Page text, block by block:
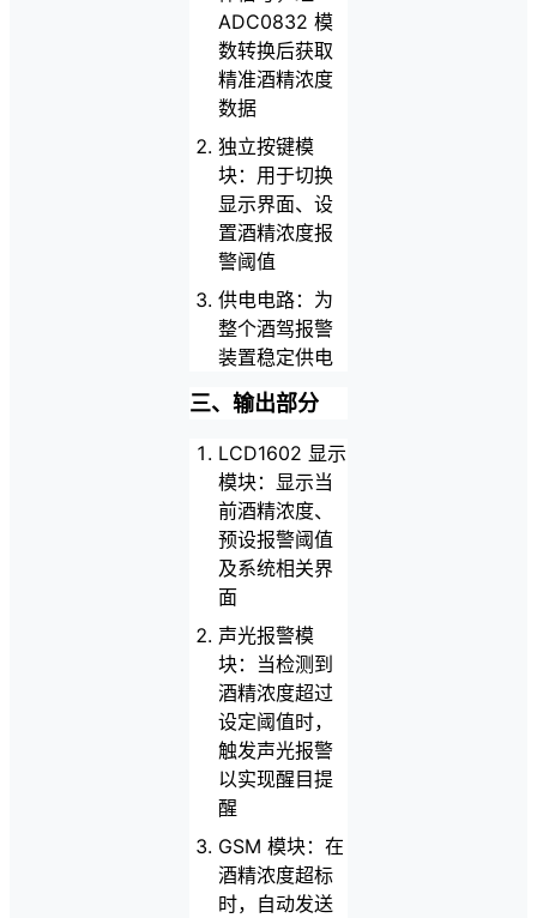
ADC0832 模
数转换后获取
精准酒精浓度
数据
独立按键模
块：用于切换
显示界面、设
置酒精浓度报
警阈值
供电电路：为
整个酒驾报警
装置稳定供电
三、输出部分
LCD1602 显示
模块：显示当
前酒精浓度、
预设报警阈值
及系统相关界
面
声光报警模
块：当检测到
酒精浓度超过
设定阈值时，
触发声光报警
以实现醒目提
醒
GSM 模块：在
酒精浓度超标
时，自动发送